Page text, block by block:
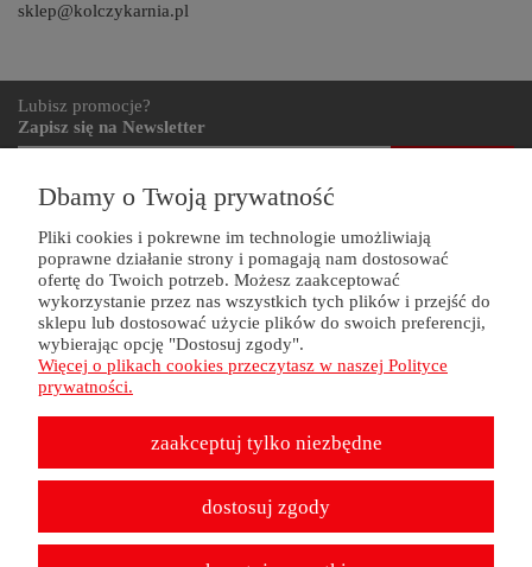
sklep@kolczykarnia.pl
Lubisz promocje?
Zapisz się na Newsletter
ZAKUPY
POMOC
INFORMACJE
Projekt i wykonanie:Gabiec.pl
Dbamy o Twoją prywatność
Pliki cookies i pokrewne im technologie umożliwiają
poprawne działanie strony i pomagają nam dostosować
ofertę do Twoich potrzeb. Możesz zaakceptować
wykorzystanie przez nas wszystkich tych plików i przejść do
sklepu lub dostosować użycie plików do swoich preferencji,
wybierając opcję "Dostosuj zgody".
Więcej o plikach cookies przeczytasz w naszej Polityce
prywatności.
zaakceptuj tylko niezbędne
dostosuj zgody